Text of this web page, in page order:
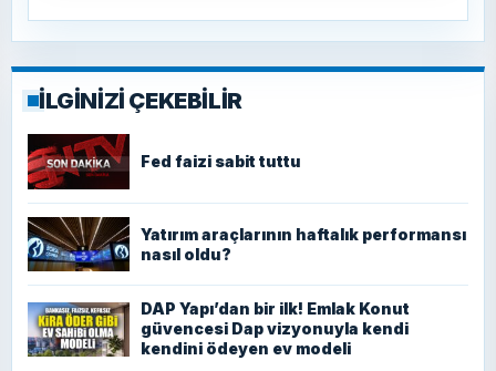
İLGİNİZİ ÇEKEBİLİR
Fed faizi sabit tuttu
Yatırım araçlarının haftalık performansı
nasıl oldu?
DAP Yapı’dan bir ilk! Emlak Konut
güvencesi Dap vizyonuyla kendi
kendini ödeyen ev modeli